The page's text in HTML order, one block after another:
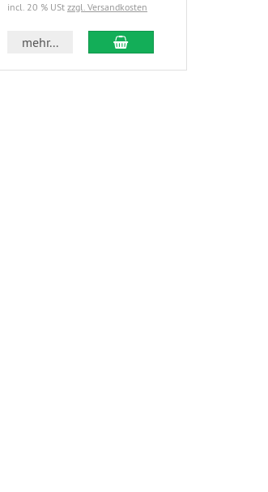
incl. 20 % USt zzgl. Versandkosten
mehr... In den Warenkorb